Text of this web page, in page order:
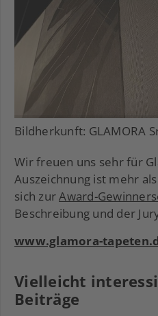
Bildherkunft: GLAMORA
Wir freuen uns sehr für
Auszeichnung ist mehr
sich zurAward-
Beschreibung und der
www.glamora-
Vielleicht
Beiträge